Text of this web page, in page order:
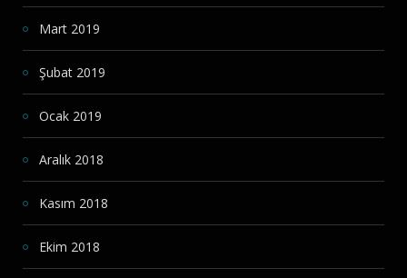
Mart 2019
Şubat 2019
Ocak 2019
Aralık 2018
Kasım 2018
Ekim 2018